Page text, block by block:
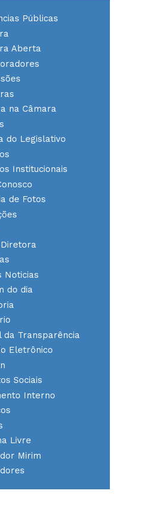
Públicas
Aberta
na Câmara
do Legislativo
Institucionais
de Fotos
Noticias
do dia
da Transparência
Eletrônico
Sociais
Interno
Livre
Mirim